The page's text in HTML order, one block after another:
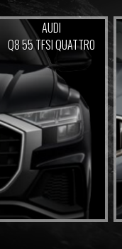
AUDI
Q8 55 TFSI QUATTRO